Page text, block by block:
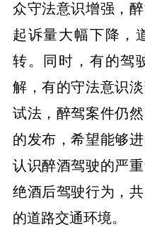
众守法意识增强，
起诉量大幅下降，
转。同时，有的驾
解，有的守法意识
试法，醉驾案件仍
的发布，希望能够
认识醉酒驾驶的严
绝酒后驾驶行为，
的道路交通环境。